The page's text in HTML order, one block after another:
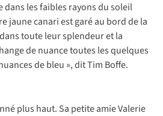
dans les faibles rayons du soleil
jaune canari est garé au bord de la
toute leur splendeur et la
de nuance toutes les quelques
de bleu », dit Tim Boffe.
plus haut. Sa petite amie Valerie